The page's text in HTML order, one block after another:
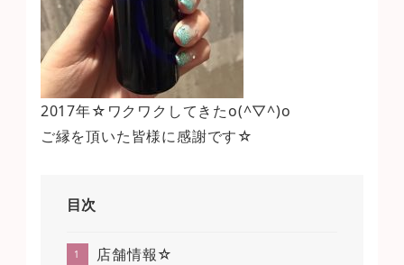
2017年☆ワクワクしてきたo(^▽^)o
ご縁を頂いた皆様に感謝です☆
目次
店舗情報☆